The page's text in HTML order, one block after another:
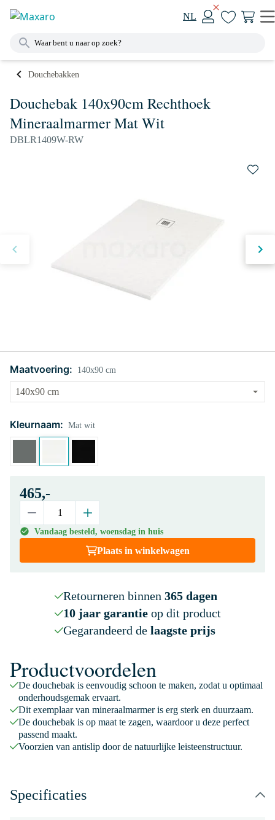
NL
Douchebakken
Douchebak 140x90cm Rechthoek
Mineraalmarmer Mat Wit
DBLR1409W-RW
Maatvoering: 140x90 cm
Kleurnaam: Mat wit
465,-
Vandaag besteld, woensdag in huis
Plaats in winkelwagen
Retourneren binnen 365 dagen
10 jaar garantieop dit product
Gegarandeerd de laagste prijs
Productvoordelen
De douchebak is eenvoudig schoon te maken, zodat u optimaal
onderhoudsgemak ervaart.
Dit exemplaar van mineraalmarmer is erg sterk en duurzaam.
De douchebak is op maat te zagen, waardoor u deze perfect
passend maakt.
Voorzien van antislip door de natuurlijke leisteenstructuur.
Specificaties